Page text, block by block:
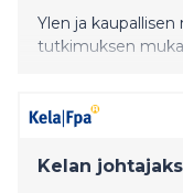
Ylen ja
tutkimuksen
Kelan